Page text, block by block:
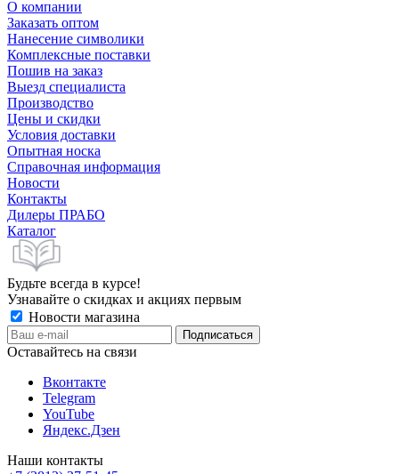
О компании
Заказать оптом
Нанесение символики
Комплексные поставки
Пошив на заказ
Выезд специалиста
Производство
Цены и скидки
Условия доставки
Опытная носка
Справочная информация
Новости
Контакты
Дилеры ПРАБО
Каталог
Будьте всегда в курсе!
Узнавайте о скидках и акциях первым
Новости магазина
Оставайтесь на связи
Вконтакте
Telegram
YouTube
Яндекс.Дзен
Наши контакты